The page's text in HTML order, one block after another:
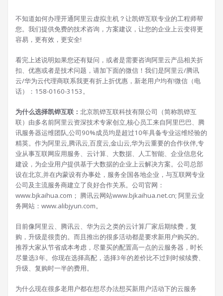
不知道如何办理开通阿里云虚拟主机？让凯铧互联专业的工程师帮
您。我们提供免费的技术咨询，方案建议，让您的企业上云变得更
容易，更有效，更安全!
看完上述说明如果您还有疑问，或者是需要咨询阿里云产品相关折
扣、优惠或者是技术问题，请加下面的微信！我们是阿里云/腾讯
云/华为云代理商联系我更有折上折优惠，新老用户均有!微信（电
话）：158-0160-3153。
为什么选择凯铧互联： 北京凯铧互联科技有限公司（简称凯铧互
联）由多名前阿里云资深技术专家创立,核心员工来自阿里巴巴、腾
讯服务器运维团队,公司90%成员均是超过10年具备专业运维经验的
精英。作为阿里云,腾讯云,百度云,金山云,华为云重要的合作伙伴,专
业从事互联网应用服务、云计算、大数据、人工智能、企业信息化
建设，为企业用户提供基于大数据的企业上云解决方案。公司总部
设在北京,并在内蒙设有办事处，服务全国各地企业，与互联网专业
公司及主流服务商建立了良好合作关系。公司官网：
www.bjkaihua.com； 腾讯云网站www.bjkaihua.net.cn; 阿里云业
务网站：www.alibjyun.com。
目前像阿里云、腾讯云、华为云之类的云计算厂家后期续费，复
购，升级是很贵的。而且推出的很多活动都是要求新用户购买的。
推荐大家从节省成本考虑，尽量买的配置高一点的云服务器，时长
尽量选3年。你现在选择高配，选择3年的差价比不过到时候续费、
升级、复购时一半的费用。
为什么现在很多老用户都在想尽办法想买新用户活动下的云服务